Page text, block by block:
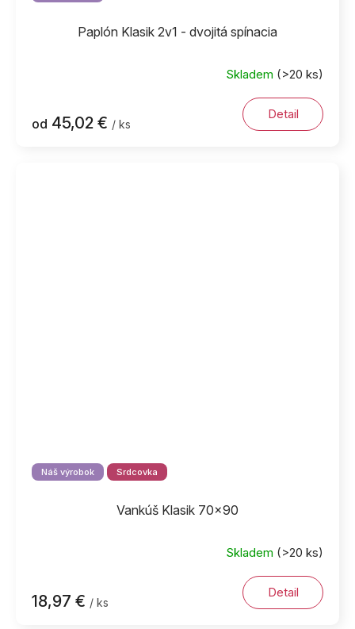
Paplón Klasik 2v1 - dvojitá spínacia
Skladem (>20 ks)
od 45,02 € / ks
Detail
Náš výrobok Srdcovka
Vankúš Klasik 70x90
Skladem (>20 ks)
18,97 € / ks
Detail